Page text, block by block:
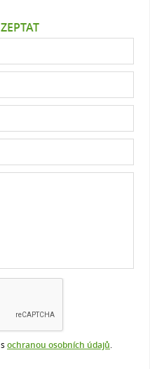
ochranou osobních údajů